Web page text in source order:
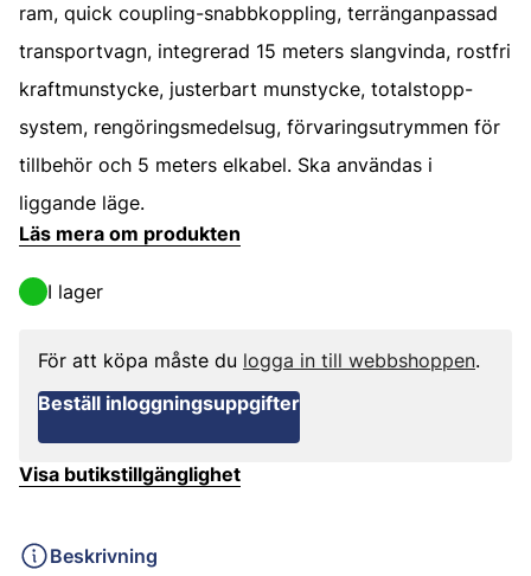
ram, quick coupling-snabbkoppling, terränganpassad
transportvagn, integrerad 15 meters slangvinda, rostfri
kraftmunstycke, justerbart munstycke, totalstopp-
system, rengöringsmedelsug, förvaringsutrymmen för
tillbehör och 5 meters elkabel. Ska användas i
liggande läge.
Läs mera om produkten
I lager
För att köpa måste du logga in till webbshoppen.
Beställ inloggningsuppgifter
Visa butikstillgänglighet
Beskrivning